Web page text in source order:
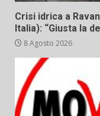
Crisi idrica a
Italia): “Giusta la
8 Agosto 2026